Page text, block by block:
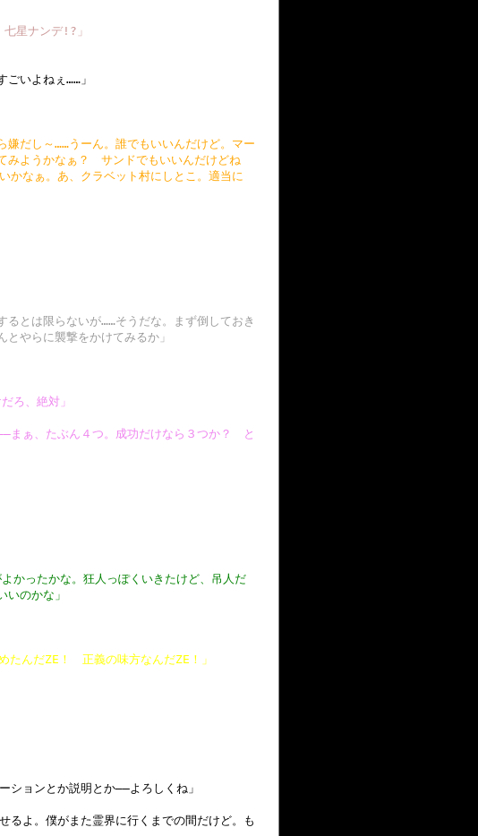
星ナンデ!?」
ごいよねぇ……」
だし～……うーん。誰でもいいんだけど。マー
みようかなぁ？ サンドでもいいんだけどね
かなぁ。あ、クラベット村にしとこ。適当に
とは限らないが……そうだな。まず倒しておき
やらに襲撃をかけてみるか」
ろ、絶対」
まぁ、たぶん４つ。成功だけなら３つか？ と
かったかな。狂人っぽくいきたけど、吊人だ
のかな」
んだZE！ 正義の味方なんだZE！」
ションとか説明とか――よろしくね」
るよ。僕がまた霊界に行くまでの間だけど。も